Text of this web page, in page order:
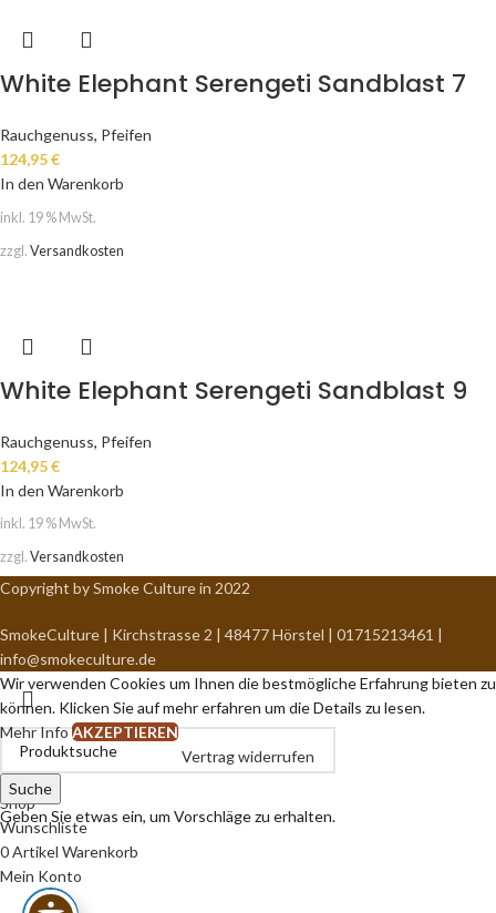
White Elephant Serengeti Sandblast 7
Rauchgenuss, Pfeifen
124,95€
In den Warenkorb
inkl. 19 % MwSt.
zzgl. Versandkosten
White Elephant Serengeti Sandblast 9
Rauchgenuss, Pfeifen
124,95€
In den Warenkorb
inkl. 19 % MwSt.
zzgl. Versandkosten
Copyright by Smoke Culture in 2022
SmokeCulture | Kirchstrasse 2 | 48477 Hörstel | 01715213461 |
info@smokeculture.de
Suche
Geben Sie etwas ein, um Vorschläge zu erhalten.
Wir verwenden Cookies um Ihnen die bestmögliche Erfahrung bieten zu
können. Klicken Sie auf mehr erfahren um die Details zu lesen.
Mehr InfoAKZEPTIEREN
Vertrag widerrufen
Shop
Wunschliste
0Artikel Warenkorb
Mein Konto